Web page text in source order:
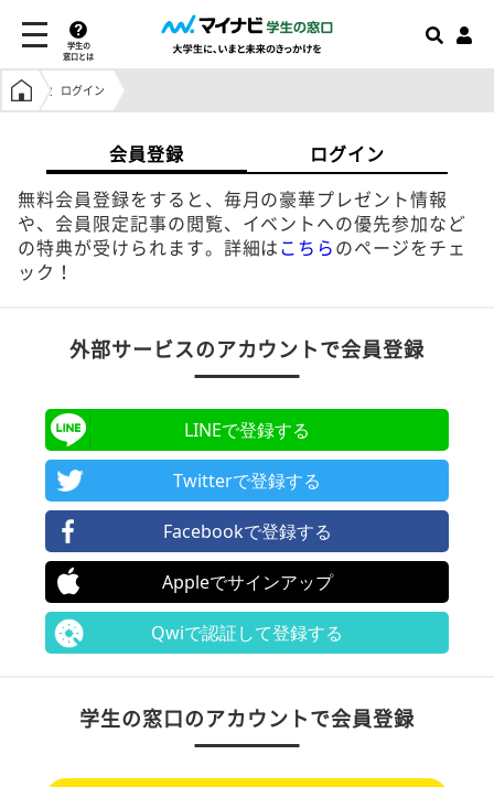
学生の
窓口とは
学生の窓口トップ
ログイン
会員登録 ログイン
無料会員登録をすると、毎月の豪華プレゼント情報
や、会員限定記事の閲覧、イベントへの優先参加など
の特典が受けられます。詳細は こちら のページをチェ
ック！
外部サービスのアカウントで会員登録
LINEで登録する
Twitterで登録する
Facebookで登録する
Appleでサインアップ
Qwiで認証して登録する
学生の窓口のアカウントで会員登録